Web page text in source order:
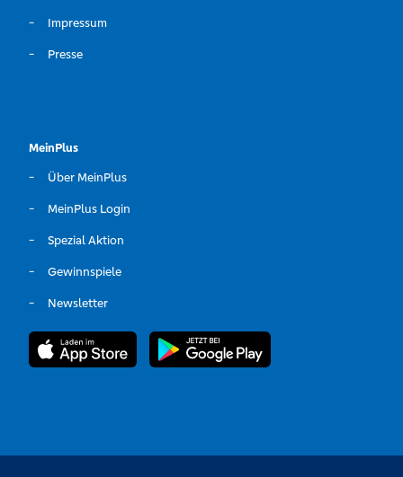
Impressum
Presse
MeinPlus
Über MeinPlus
MeinPlus Login
Spezial Aktion
Gewinnspiele
Newsletter